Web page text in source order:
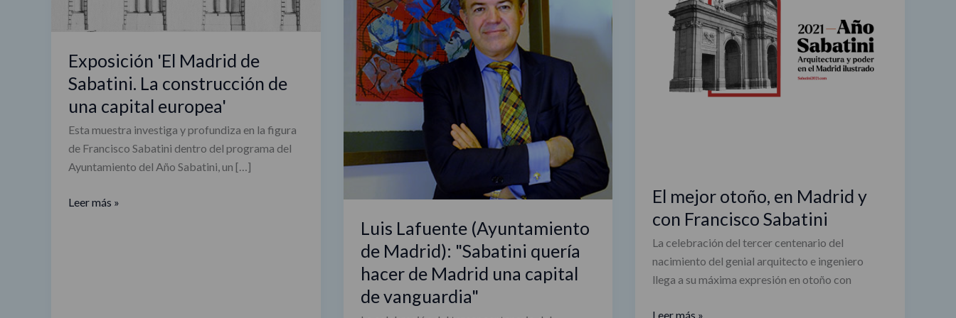
Exposición 'El Madrid de
Sabatini. La construcción de
una capital europea'
Esta muestra investiga y profundiza en la figura
de Francisco Sabatini dentro del programa del
Ayuntamiento del Año Sabatini, un […]
construcción
una
capital
europea'
Leer más »
Luis Lafuente (Ayuntamiento
de Madrid): "Sabatini quería
hacer de Madrid una capital
de vanguardia"
quería
hacer
de
Madrid
una
de
El mejor otoño, en Madrid y
con Francisco Sabatini
La celebración del tercer centenario del
nacimiento del genial arquitecto e ingeniero
llega a su máxima expresión en otoño con
con
Francisco
Sabatini
Leer más »